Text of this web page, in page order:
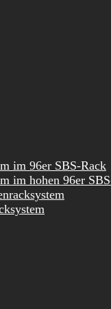
im 96er SBS-Rack
im hohen 96er